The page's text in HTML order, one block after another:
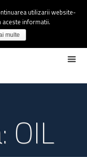
OIL
utilizarii website-
aceste informatii.
multe